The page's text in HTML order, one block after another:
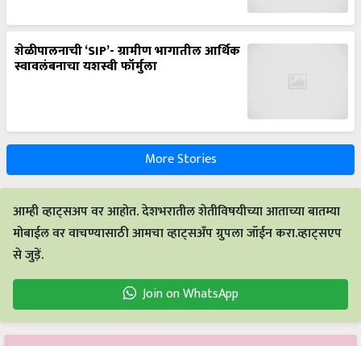
शेळीपालनाची ‘SIP’- ग्रामीण भागातील आर्थिक
स्वावलंबनाचा यशस्वी फॉर्मुला
More Stories
आम्ही व्हाट्सअप वर आहोत. देशभरातील शेतीविषयीच्या आताच्या बातम्या
मोबाईल वर वाचण्यासाठी आमचा व्हाट्सअँप ग्रुपला जॉईन करा.व्हाट्सएप
से जुड़ें.
Join on WhatsApp